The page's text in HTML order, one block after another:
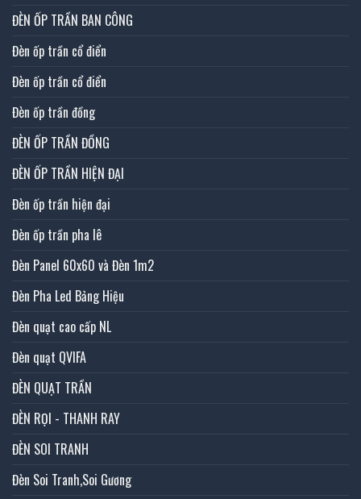
ĐÈN ỐP TRẦN BAN CÔNG
Đèn ốp trần cổ điển
Đèn ốp trần cổ điển
Đèn ốp trần đồng
ĐÈN ỐP TRẦN ĐỒNG
ĐÈN ỐP TRẦN HIỆN ĐẠI
Đèn ốp trần hiện đại
Đèn ốp trần pha lê
Đèn Panel 60x60 và Đèn 1m2
Đèn Pha Led Bảng Hiệu
Đèn quạt cao cấp NL
Đèn quạt QVIFA
ĐÈN QUẠT TRẦN
ĐÈN RỌI - THANH RAY
ĐÈN SOI TRANH
Đèn Soi Tranh,Soi Gương